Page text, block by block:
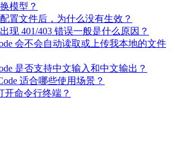
模型？
置文件后，为什么没有生效？
现 401/403 错误一般是什么原因？
会不会自动读取或上传我本地的文件
是否支持中文输入和中文输出？
适合哪些使用场景？
开命令行终端？